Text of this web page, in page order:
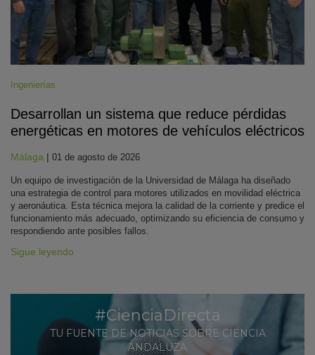
Ingenierías
Desarrollan un sistema que reduce pérdidas
energéticas en motores de vehículos eléctricos
Málaga | 01 de agosto de 2026
Un equipo de investigación de la Universidad de Málaga ha diseñado
una estrategia de control para motores utilizados en movilidad eléctrica
y aeronáutica. Esta técnica mejora la calidad de la corriente y predice el
funcionamiento más adecuado, optimizando su eficiencia de consumo y
respondiendo ante posibles fallos.
Sigue leyendo
#CienciaDirecta
TU FUENTE DE NOTICIAS SOBRE CIENCIA
ANDALUZA